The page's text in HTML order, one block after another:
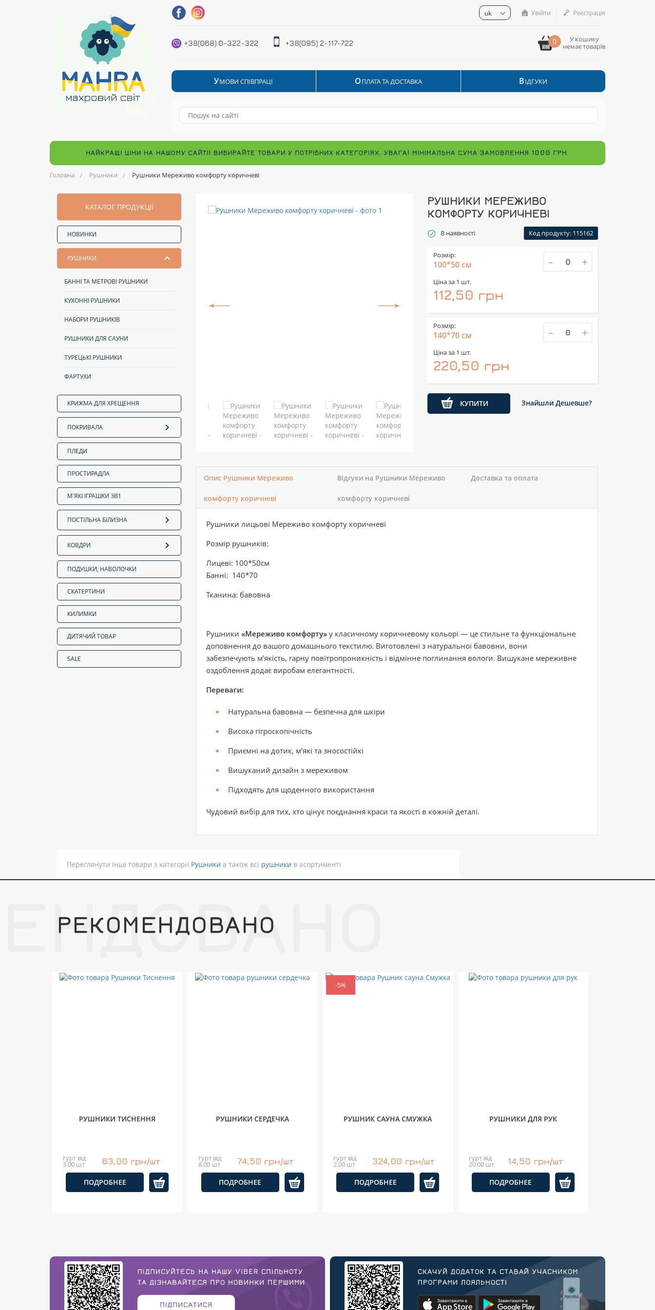
uk Увійти Реєстрація
+38(068) 0-322-322 +38(095) 2-117-722 0
У кошику
немає товарів
УМОВИ СПІВПРАЦІ ОПЛАТА ТА ДОСТАВКА ВІДГУКИ
НАЙКРАЩІ ЦІНИ НА НАШОМУ САЙТІ! ВИБИРАЙТЕ ТОВАРИ У ПОТРІБНИХ КАТЕГОРІЯХ. УВАГА! МІНІМАЛЬНА СУМА ЗАМОВЛЕННЯ 1000 ГРН.
Головна Рушники Рушники Мереживо комфорту коричневі
КАТАЛОГ ПРОДУКЦІЇ
НОВИНКИ
РУШНИКИ
БАННІ ТА МЕТРОВІ РУШНИКИ
КУХОННІ РУШНИКИ
НАБОРИ РУШНИКІВ
РУШНИКИ ДЛЯ САУНИ
ТУРЕЦЬКІ РУШНИКИ
ФАРТУХИ
КРИЖМА ДЛЯ ХРЕЩЕННЯ
ПОКРИВАЛА
ПЛЕДИ
ПРОСТИРАДЛА
М'ЯКІ ІГРАШКИ 3В1
ПОСТІЛЬНА БІЛИЗНА
КОВДРИ
ПОДУШКИ, НАВОЛОЧКИ
СКАТЕРТИНИ
КИЛИМКИ
ДИТЯЧИЙ ТОВАР
SALE
РУШНИКИ МЕРЕЖИВО
КОМФОРТУ КОРИЧНЕВІ
В наявності Код продукту: 115162
Розмір:
100*50 см
Ціна за 1 шт.
112,50 грн
- +
Розмір:
140*70 см
Ціна за 1 шт.
220,50 грн
- +
КУПИТИ Знайшли Дешевше?
Опис Рушники Мереживо
комфорту коричневі
Відгуки на Рушники Мереживо
комфорту коричневі
Доставка та оплата
Рушники лицьові Мереживо комфорту коричневі
Розмір рушників:
Лицеві: 100*50см
Банні: 140*70
Тканина: бавовна
Рушники «Мереживо комфорту» у класичному коричневому кольорі — це стильне та функціональне
доповнення до вашого домашнього текстилю. Виготовлені з натуральної бавовни, вони
забезпечують м’якість, гарну повітропроникність і відмінне поглинання вологи. Вишукане мереживне
оздоблення додає виробам елегантності.
Переваги:
Натуральна бавовна — безпечна для шкіри
Висока гігроскопічність
Приємні на дотик, м’які та зносостійкі
Вишуканий дизайн з мереживом
Підходять для щоденного використання
Чудовий вибір для тих, хто цінує поєднання краси та якості в кожній деталі.
Переглянути інші товари з категорії Рушники а також всі рушники в асортименті
РЕКОМЕНДОВАНО
РУШНИКИ ТИСНЕННЯ
гурт від
3.00 шт 63,00 грн/шт
ПОДРОБНЕЕ
РУШНИКИ СЕРДЕЧКА
гурт від
8.00 шт 74,50 грн/шт
ПОДРОБНЕЕ
-5%
РУШНИК САУНА СМУЖКА
гурт від
2.00 шт 324,00 грн/шт
ПОДРОБНЕЕ
РУШНИКИ ДЛЯ РУК
гурт від
20.00 шт 14,50 грн/шт
ПОДРОБНЕЕ
ПІДПИСУЙТЕСЬ НА НАШУ VIBER СПІЛЬНОТУ
ТА ДІЗНАВАЙТЕСЯ ПРО НОВИНКИ ПЕРШИМИ
ПІДПИСАТИСЯ
СКАЧУЙ ДОДАТОК ТА СТАВАЙ УЧАСНИКОМ
ПРОГРАМИ ЛОЯЛЬНОСТІ